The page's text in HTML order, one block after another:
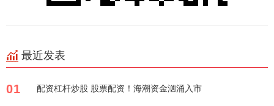
最近发表
01 配资杠杆炒股 股票配资！海潮资金汹涌入市